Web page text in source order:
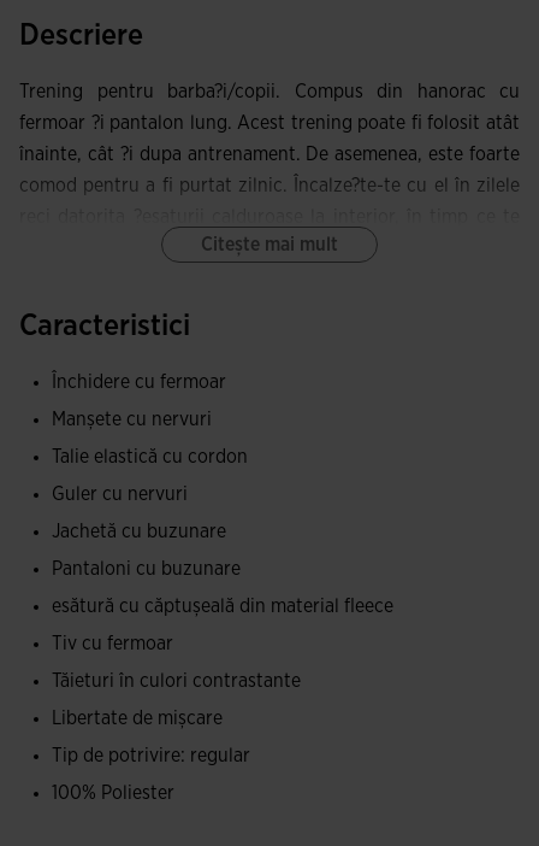
Descriere
Trening pentru barba?i/copii. Compus din hanorac cu
fermoar ?i pantalon lung. Acest trening poate fi folosit atât
înainte, cât ?i dupa antrenament. De asemenea, este foarte
comod pentru a fi purtat zilnic. Încalze?te-te cu el în zilele
mi?ti în deplina libertate.
pentru a-?i pastra obiectele esen?iale. Este confec?ionata
cu banda reiata la guler, tiv ?i man?ete, ceea ce permite o
caracterizat de cusaturi contrastante de culoare în zona
umerilor, pe partea frontala superioara ?i la bordurile
laterale.
laterale cu fermoare. Astfel, fotbalistul va putea pastra ?i
transporta confortabil obiectele personale, cum ar fi
telefonul sau cheile, fara grija pierderii lor. De asemenea, au
fermoare la tiv pentru a îmbraca ?i dezbraca rapid ?i u?or.
Treningul este realizat dintr-o ?esatura moale, confortabila
Citește mai mult
Caracteristici
Închidere cu fermoar
Manșete cu nervuri
Talie elastică cu cordon
Guler cu nervuri
Jachetă cu buzunare
Pantaloni cu buzunare
esătură cu căptușeală din material fleece
Tiv cu fermoar
Tăieturi în culori contrastante
Libertate de mișcare
Tip de potrivire: regular
100% Poliester